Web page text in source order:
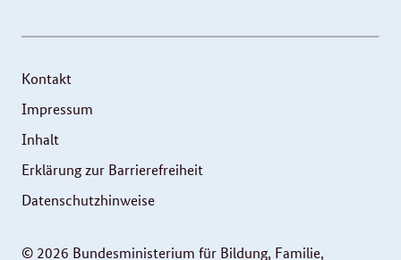
INSTAGRAM
UND
VIDEOS
FACEBOOK
|
YOUTUBELINKEDIN
© 2026 Bundesministerium für Bildung, Familie,
Kontakt
Impressum
Inhalt
Erklärung zur Barrierefreiheit
Datenschutzhinweise